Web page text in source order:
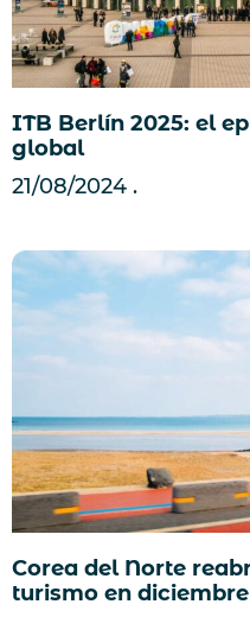
ITB Berlín 2025: el
global
21/08/2024
Corea del Norte
turismo en